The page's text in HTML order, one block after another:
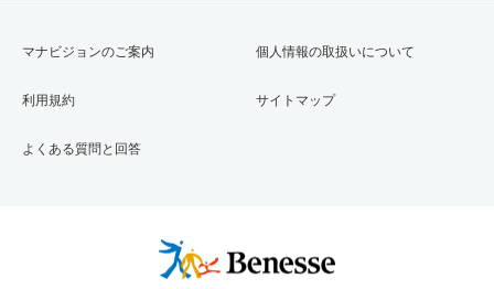
マナビジョンのご案内
利用規約
よくある質問と回答
個人情報の取扱いについて
サイトマップ